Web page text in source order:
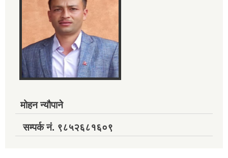
मोहन न्यौपाने
सम्पर्क नं. ९८५२६८१६०९